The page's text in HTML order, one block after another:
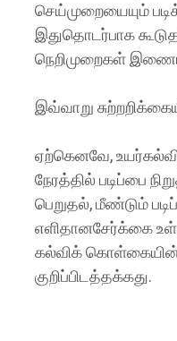
செய்முறையையும்
இதுதொடர்பாக
நெறிமுறைகள்
இவ்வாறு
ஏற்கெனவே,
நேரத்தில் படிப்பை
பெறுதல், மீண்டும்
எளிதானசேர்க்கை
கல்விக்
குறிப்பிடத்தக்கது.